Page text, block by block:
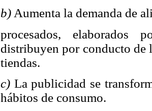
b)Aumenta la demanda de
procesados, elaborados
distribuyen por conducto de
tiendas.
c) La publicidad se
hábitos de consumo.